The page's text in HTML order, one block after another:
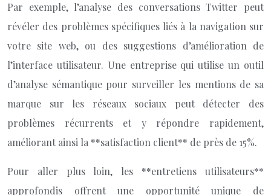
Par exemple, l’analyse des conversations Twitter peut
révéler des problèmes spécifiques liés à la navigation sur
votre site web, ou des suggestions d’amélioration de
l’interface utilisateur. Une entreprise qui utilise un outil
d’analyse sémantique pour surveiller les mentions de sa
marque sur les réseaux sociaux peut détecter des
problèmes récurrents et y répondre rapidement,
améliorant ainsi la **satisfaction client** de près de 15%.
Pour aller plus loin, les **entretiens utilisateurs**
approfondis offrent une opportunité unique de